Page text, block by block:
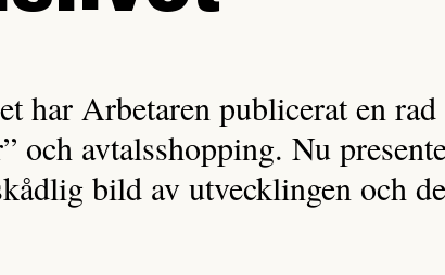
har Arbetaren publicerat en
och avtalsshopping. Nu
bild av utvecklingen och